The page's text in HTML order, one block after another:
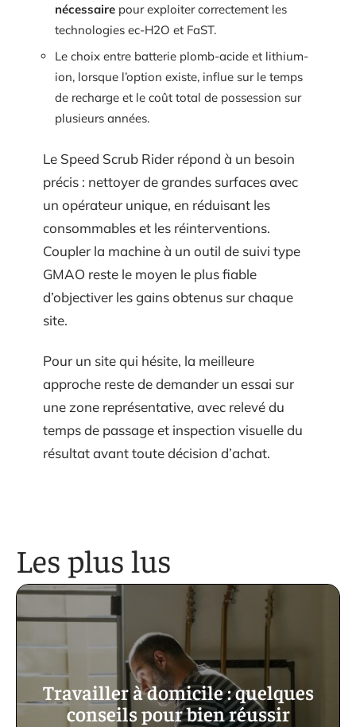
nécessaire pour exploiter correctement les
technologies ec-H2O et FaST.
Le choix entre batterie plomb-acide et lithium-
ion, lorsque l’option existe, influe sur le temps
de recharge et le coût total de possession sur
plusieurs années.
Le Speed Scrub Rider répond à un besoin
précis : nettoyer de grandes surfaces avec
un opérateur unique, en réduisant les
consommables et les réinterventions.
Coupler la machine à un outil de suivi type
GMAO reste le moyen le plus fiable
d’objectiver les gains obtenus sur chaque
site.
Pour un site qui hésite, la meilleure
approche reste de demander un essai sur
une zone représentative, avec relevé du
temps de passage et inspection visuelle du
résultat avant toute décision d’achat.
Les plus lus
Travailler à domicile : quelques
conseils pour bien réussir